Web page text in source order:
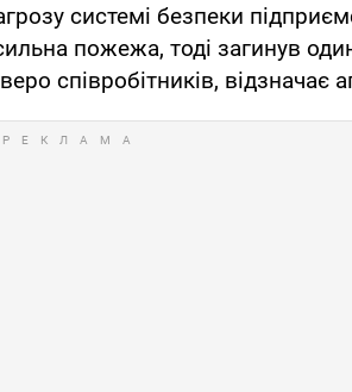
системі безпеки
пожежа, тоді загинув
співробітників, відзначає